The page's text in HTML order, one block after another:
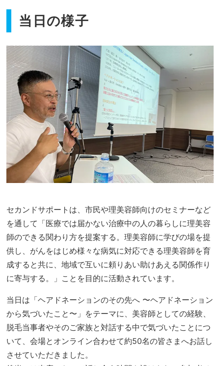
当日の様子
セカンドサポートは、市民や理美容師向けのセミナーなど
を通して「医療では届かない治療中の人の暮らしに理美容
師のできる関わり方を提案する。理美容師に学びの場を提
供し、がんをはじめ様々な病気に対応できる理美容師を育
成すると共に、地域で互いに頼りあい助けあえる関係作り
に寄与する。」ことを目的に活動されています。
当日は「ヘアドネーションのその先へ 〜ヘアドネーション
から気づいたこと〜」をテーマに、美容師としての経験、
脱毛当事者やそのご家族と対話する中で気づいたことにつ
いて、会場とオンライン合わせて約50名の皆さまへお話し
させていただきました。